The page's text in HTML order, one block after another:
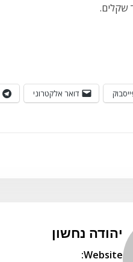
דואר אלקטרוני
יהודה נחשון
Website: